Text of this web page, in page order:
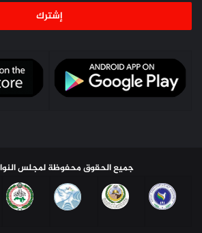
جميع الحقوق محفوظة لمجلس